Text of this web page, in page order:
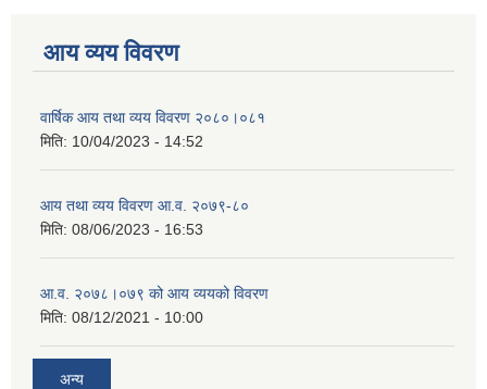
आय व्यय विवरण
वार्षिक आय तथा व्यय विवरण २०८०।०८१
मिति: 10/04/2023 - 14:52
आय तथा व्यय विवरण आ.व. २०७९-८०
मिति: 08/06/2023 - 16:53
आ.व. २०७८।०७९ को आय व्ययको विवरण
मिति: 08/12/2021 - 10:00
अन्य